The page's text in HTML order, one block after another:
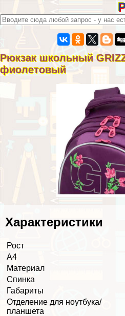
Рюкзак школьный
фиолетовый
Хаpaктеристики
Рост
А4
Материал
Спинка
Габариты
Отделение для ноутбука/
планшета